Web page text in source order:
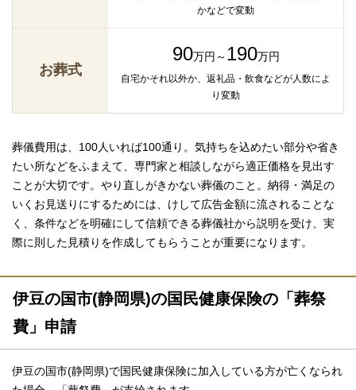
かなどで変動
お葬式
90万円～ 190万円
自宅かそれ以外か、返礼品・飲食などが人数によ
り変動
葬儀費用は、100人いれば100通り。気持ちを込めたい部分や省き
たい所などをふまえて、専門家と相談しながら適正価格を見出す
ことが大切です。やり直しがきかない葬儀のこと。納得・満足の
いくお見送りにするためには、けして広告金額に流されることな
く、条件などを明確にして信頼できる葬儀社から説明を受け、実
際に則した見積りを作成してもらうことが重要になります。
伊豆の国市(静岡県)の国民健康保険の「葬祭
費」申請
伊豆の国市(静岡県)で国民健康保険に加入している方が亡くなられ